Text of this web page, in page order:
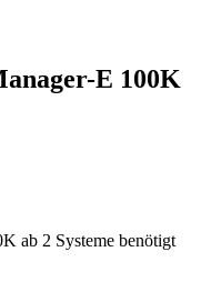
E 100K